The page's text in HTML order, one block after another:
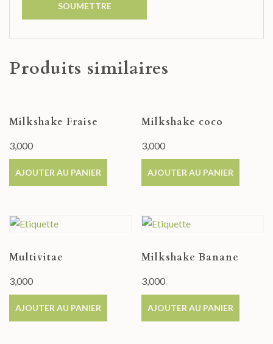
Produits similaires
Milkshake Fraise
3,000
AJOUTER AU PANIER
Milkshake coco
3,000
AJOUTER AU PANIER
Multivitae
3,000
AJOUTER AU PANIER
Milkshake Banane
3,000
AJOUTER AU PANIER